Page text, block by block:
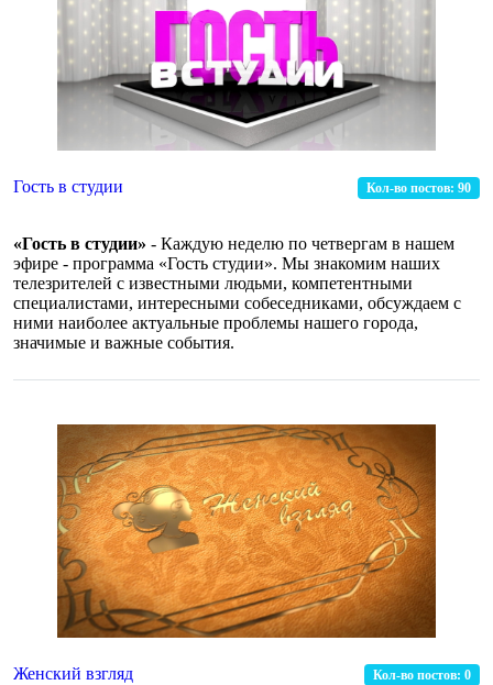
Гость в студии Кол-во постов: 90
«Гость в студии» - Каждую неделю по четвергам в нашем
эфире - программа «Гость студии». Мы знакомим наших
телезрителей с известными людьми, компетентными
специалистами, интересными собеседниками, обсуждаем с
ними наиболее актуальные проблемы нашего города,
значимые и важные события.
Женский взгляд Кол-во постов: 0